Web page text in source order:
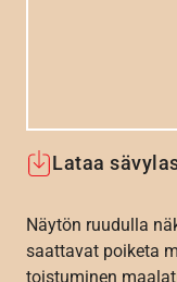
Lataa
Näytön ruudulla
saattavat poiketa
toistuminen